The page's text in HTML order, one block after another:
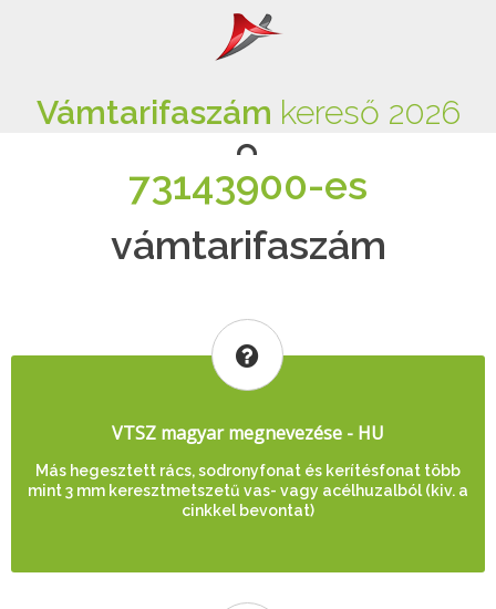
Vámtarifaszám kereső 2026
73143900-es
vámtarifaszám
VTSZ magyar megnevezése - HU
Más hegesztett rács, sodronyfonat és kerítésfonat több
mint 3 mm keresztmetszetű vas- vagy acélhuzalból (kiv. a
cinkkel bevontat)